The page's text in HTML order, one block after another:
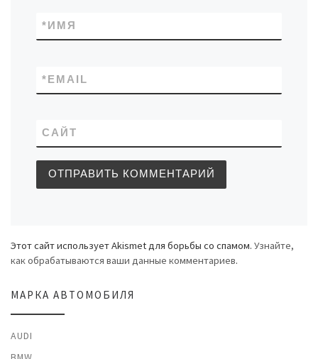
ИМЯ
*
EMAIL
*
САЙТ
Этот сайт использует Akismet для борьбы со спамом. Узнайте,
как обрабатываются ваши данные комментариев.
МАРКА АВТОМОБИЛЯ
AUDI